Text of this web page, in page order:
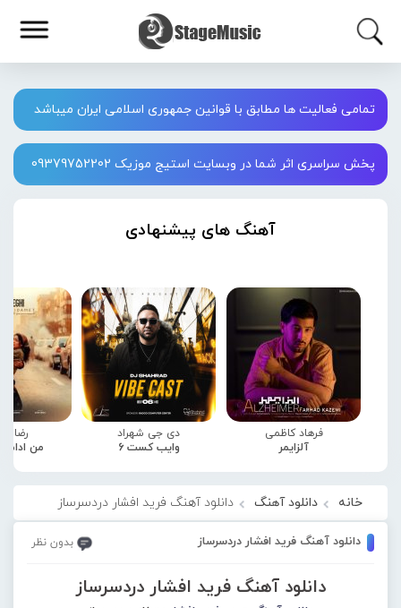
تمامی فعالیت ها مطابق با قوانین جمهوری اسلامی ایران میباشد
پخش سراسری اثر شما در وبسایت استیج موزیک 09379752202
آهنگ های پیشنهادی
فرهاد کاظمی
آلزایمر
دی جی شهراد
وایب کست 6
رضا
من
خانه دانلود آهنگ دانلود آهنگ فرید افشار دردسرساز
دانلود آهنگ فرید افشار دردسرساز بدون نظر
دانلود آهنگ فرید افشار دردسرساز